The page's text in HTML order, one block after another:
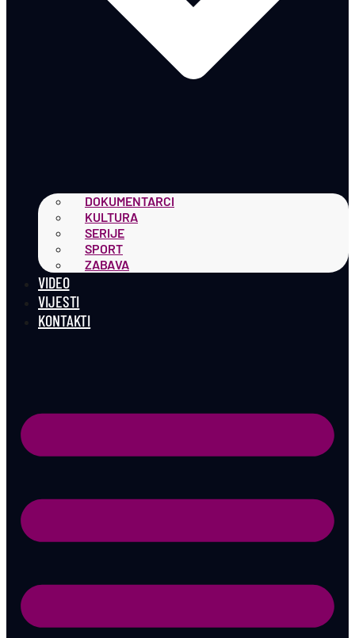
DOKUMENTARCI
KULTURA
SERIJE
SPORT
ZABAVA
VIDEO
VIJESTI
KONTAKTI